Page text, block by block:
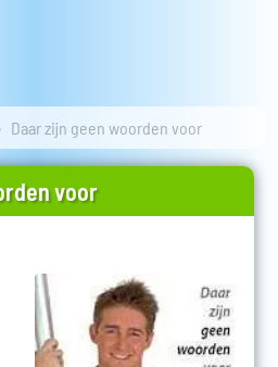
Daar zijn geen woorden voor
voor